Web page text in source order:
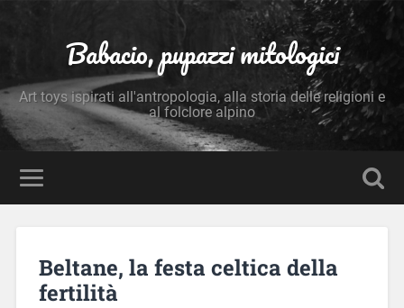
Babacio, pupazzi mitologici
Art toys ispirati all'antropologia, alla storia delle religioni e
al folclore alpino
Beltane, la festa celtica della
fertilità